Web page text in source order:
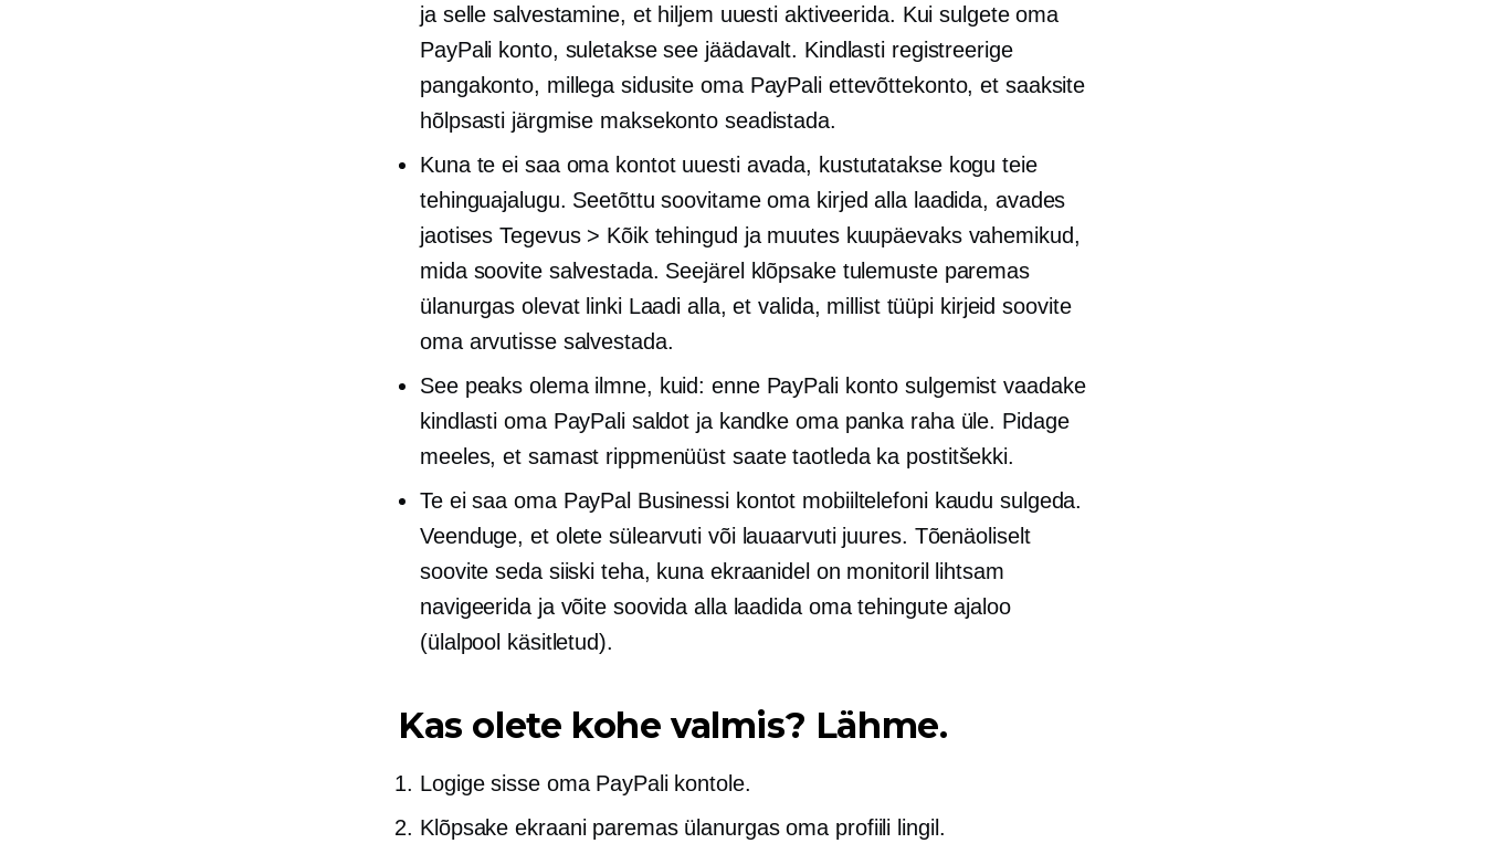
ja selle salvestamine, et hiljem uuesti aktiveerida. Kui sulgete oma
PayPali konto, suletakse see jäädavalt. Kindlasti registreerige
pangakonto, millega sidusite oma PayPali ettevõttekonto, et saaksite
hõlpsasti järgmise maksekonto seadistada.
Kuna te ei saa oma kontot uuesti avada, kustutatakse kogu teie
tehinguajalugu. Seetõttu soovitame oma kirjed alla laadida, avades
jaotises Tegevus > Kõik tehingud ja muutes kuupäevaks vahemikud,
mida soovite salvestada. Seejärel klõpsake tulemuste paremas
ülanurgas olevat linki Laadi alla, et valida, millist tüüpi kirjeid soovite
oma arvutisse salvestada.
See peaks olema ilmne, kuid: enne PayPali konto sulgemist vaadake
kindlasti oma PayPali saldot ja kandke oma panka raha üle. Pidage
meeles, et samast rippmenüüst saate taotleda ka postitšekki.
Te ei saa oma PayPal Businessi kontot mobiiltelefoni kaudu sulgeda.
Veenduge, et olete sülearvuti või lauaarvuti juures. Tõenäoliselt
soovite seda siiski teha, kuna ekraanidel on monitoril lihtsam
navigeerida ja võite soovida alla laadida oma tehingute ajaloo
(ülalpool käsitletud).
Kas olete kohe valmis? Lähme.
Logige sisse oma PayPali kontole.
Klõpsake ekraani paremas ülanurgas oma profiili lingil.